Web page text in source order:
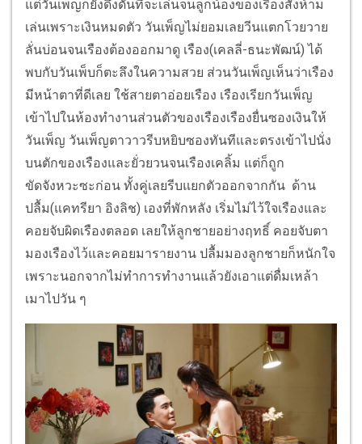
แต่วันเพ็ญก็ยังดึงดันที่จะเล่นจนลูกน้องของเรืองสั่งห้าม
เล่นเพราะเงินหมดตัว วันเพ็ญไม่ยอมเลยวีนแตกโวยวาย
ลั่นบ่อนจนเรืองต้องออกมาดู เรือง(เคลลี่-ธนะพัฒน์) ได้
พบกับวันเพ็บก็ตะลึงในความสวย ส่วนวันเพ็ญเห็นว่าเรือง
มีหน้าตาที่ดีเลย ใช้สายตาอ่อยเรือง เรืองเรียกวันเพ็ญ
เข้าไปในห้องทำงานส่วนตัวของเรืองเรืองยื่นซองเงินให้
วันเพ็ญ วันเพ็ญตาวาวรีบหยิบซองทันทีและตรงเข้าไปนั่ง
บนตักของเรืองและยั่วยวนจนเรืองเคลิ้ม แต่ก็ถูก
ขัดจังหวะซะก่อน ทั้งคู่เลยรีบแยกตัวออกจากกัน ด้าน
ปลื้ม(แคทรียา อิงลิช) เองที่พักหลัง เริ่มไม่ไว้ใจเรืองและ
คอยจับผิดเรืองตลอด เลยให้ลูกชายอย่างฤทธิ์ คอยจับตา
มองเรืองไว้และคอยมารายงาน ปลื้มมองลูกชายก็หนักใจ
เพราะนอกจากไม่ทำการทำงานแล้วยังเอาแต่ดื่มเหล้า
เมาไปวัน ๆ